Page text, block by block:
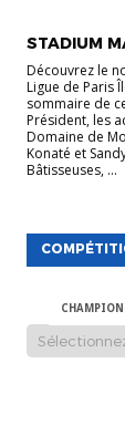
STADIUM
Découvrez le
Ligue de Paris
sommaire de
Président, les
Domaine de
Konaté et
Bâtisseuses, ...